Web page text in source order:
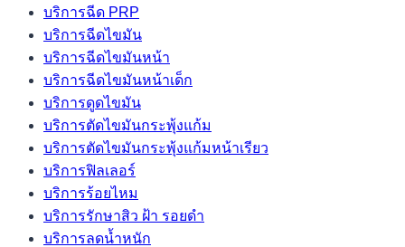
บริการฉีด PRP
บริการฉีดไขมัน
บริการฉีดไขมันหน้า
บริการฉีดไขมันหน้าเด็ก
บริการดูดไขมัน
บริการตัดไขมันกระพุ้งแก้ม
บริการตัดไขมันกระพุ้งแก้มหน้าเรียว
บริการฟิลเลอร์
บริการร้อยไหม
บริการรักษาสิว ฝ้า รอยดำ
บริการลดน้ำหนัก